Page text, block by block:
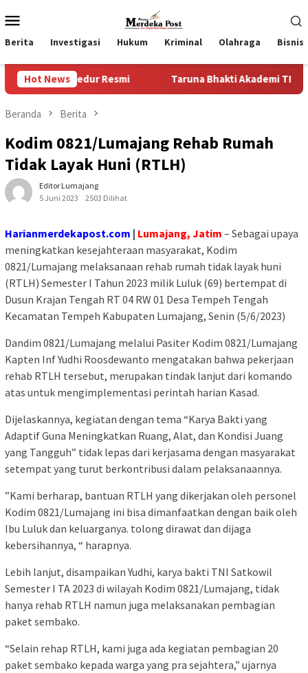
ke
kontenMobile
Berita Investigasi Hukum Kriminal Olahraga Bisnis
Hot News
Resmi Taruna Bhakti Akademi TNI 2026
Beranda Berita
Kodim 0821/Lumajang Rehab Rumah
Tidak Layak Huni (RTLH)
Editor Lumajang
5 Juni 2023
2503 Dilihat
Harianmerdekapost.com | Lumajang, Jatim – Sebagai upaya
meningkatkan kesejahteraan masyarakat, Kodim
0821/Lumajang melaksanaan rehab rumah tidak layak huni
(RTLH) Semester I Tahun 2023 milik Luluk (69) bertempat di
Dusun Krajan Tengah RT 04 RW 01 Desa Tempeh Tengah
Kecamatan Tempeh Kabupaten Lumajang, Senin (5/6/2023)
Dandim 0821/Lumajang melalui Pasiter Kodim 0821/Lumajang
Kapten Inf Yudhi Roosdewanto mengatakan bahwa pekerjaan
rehab RTLH tersebut, merupakan tindak lanjut dari komando
atas untuk mengimplementasi perintah harian Kasad.
Dijelaskannya, kegiatan dengan tema “Karya Bakti yang
Adaptif Guna Meningkatkan Ruang, Alat, dan Kondisi Juang
yang Tangguh” tidak lepas dari kerjasama dengan masyarakat
setempat yang turut berkontribusi dalam pelaksanaannya.
”Kami berharap, bantuan RTLH yang dikerjakan oleh personel
Kodim 0821/Lumajang ini bisa dimanfaatkan dengan baik oleh
Ibu Luluk dan keluarganya. tolong dirawat dan dijaga
kebersihannya, “ harapnya.
Lebih lanjut, disampaikan Yudhi, karya bakti TNI Satkowil
Semester I TA 2023 di wilayah Kodim 0821/Lumajang, tidak
hanya rehab RTLH namun juga melaksanakan pembagian
paket sembako.
“Selain rehap RTLH, kami juga ada kegiatan pembagian 20
paket sembako kepada warga yang pra sejahtera,” ujarnya